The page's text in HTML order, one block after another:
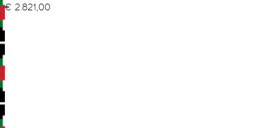
€ 2.821,00